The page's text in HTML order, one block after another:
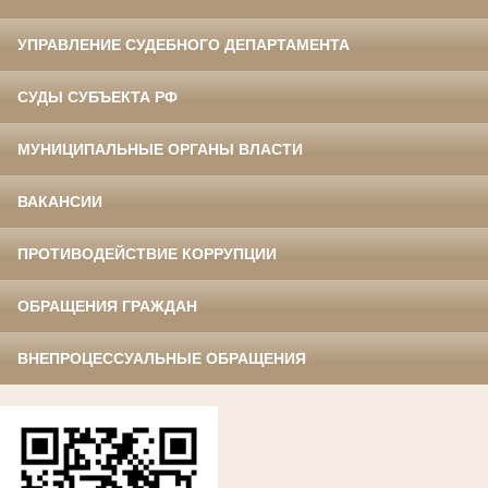
УПРАВЛЕНИЕ СУДЕБНОГО ДЕПАРТАМЕНТА
СУДЫ СУБЪЕКТА РФ
МУНИЦИПАЛЬНЫЕ ОРГАНЫ ВЛАСТИ
ВАКАНСИИ
ПРОТИВОДЕЙСТВИЕ КОРРУПЦИИ
ОБРАЩЕНИЯ ГРАЖДАН
ВНЕПРОЦЕССУАЛЬНЫЕ ОБРАЩЕНИЯ